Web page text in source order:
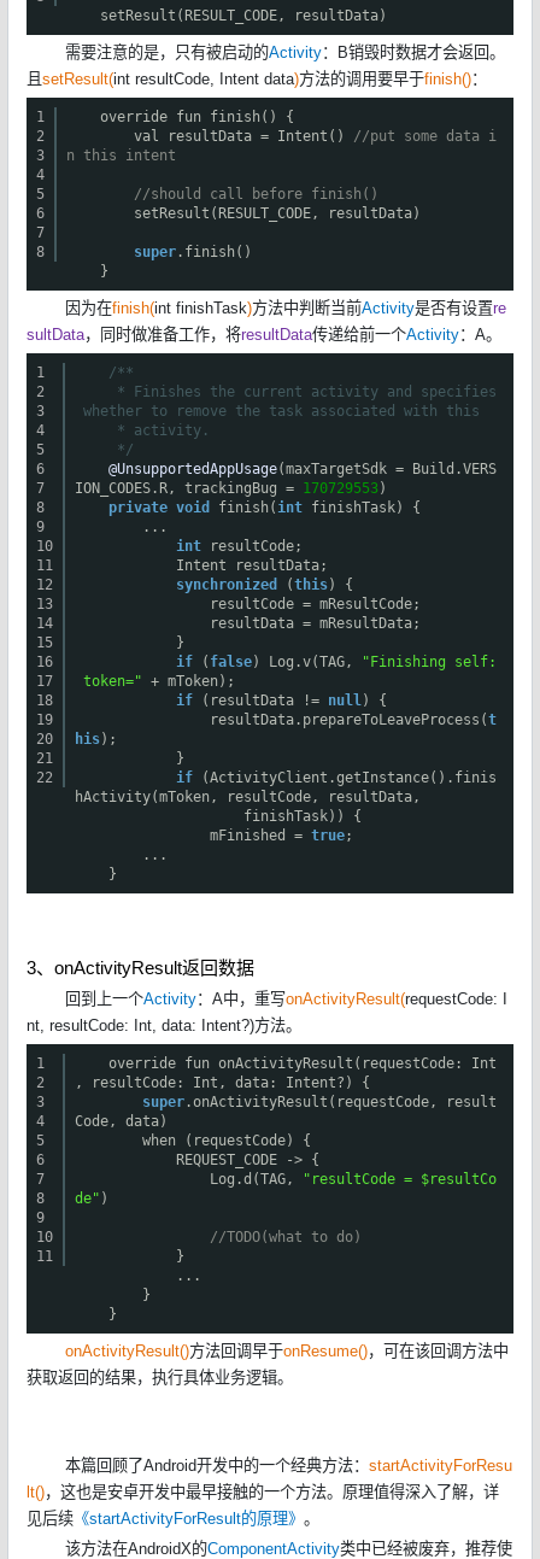
setResult(RESULT_CODE, resultData)
需要注意的是，只有被启动的Activity：B销毁时数据才会返回。
且 setResult(int resultCode, Intent data)方法的调用要早于finish()：
1
2
3
4
5
6
7
8
override fun finish() {
val resultData = Intent() //put some data i
n this intent
//should call before finish()
setResult(RESULT_CODE, resultData)
super .finish()
}
因为在finish(int finishTask)方法中判断当前Activity是否有设置re
sultData，同时做准备工作，将resultData传递给前一个Activity：A。
1
2
3
4
5
6
7
8
9
10
11
12
13
14
15
16
17
18
19
20
21
22
/**
* Finishes the current activity and specifies
whether to remove the task associated with this
* activity.
*/
@UnsupportedAppUsage(maxTargetSdk = Build.VERS
ION_CODES.R, trackingBug = 170729553)
private void finish(int finishTask) {
...
int
resultCode;
Intent resultData;
synchronized
(this) {
resultCode = mResultCode;
resultData = mResultData;
}
if
( false) Log.v(TAG,
"Finishing self:
token=" + mToken);
if
(resultData != null) {
resultData.prepareToLeaveProcess(t
his);
}
if
(ActivityClient.getInstance().finis
hActivity(mToken, resultCode, resultData,
finishTask)) {
mFinished = true;
...
}
3、onActivityResult返回数据
回到上一个Activity：A中，重写onActivityResult(requestCode: I
nt, resultCode: Int, data: Intent?)方法。
1
2
3
4
5
6
7
8
9
10
11
override fun onActivityResult(requestCode: Int
, resultCode: Int, data: Intent?) {
super .onActivityResult(requestCode, result
Code, data)
when (requestCode) {
REQUEST_CODE -> {
Log.d(TAG,
"resultCode = $resultCo
de" )
//TODO(what to do)
}
...
}
}
onActivityResult()方法回调早于onResume()，可在该回调方法中
获取返回的结果，执行具体业务逻辑。
本篇回顾了Android开发中的一个经典方法： startActivityForResu
lt()，这也是安卓开发中最早接触的一个方法。原理值得深入了解，详
见后续 《startActivityForResult的原理》 。
该方法在AndroidX的ComponentActivity类中已经被废弃，推荐使